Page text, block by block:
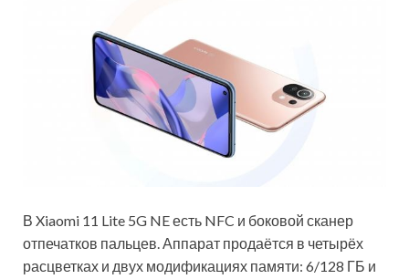
В Xiaomi 11 Lite 5G NE есть NFC и боковой сканер
отпечатков пальцев. Аппарат продаётся в четырёх
расцветках и двух модификациях памяти: 6/128 ГБ и